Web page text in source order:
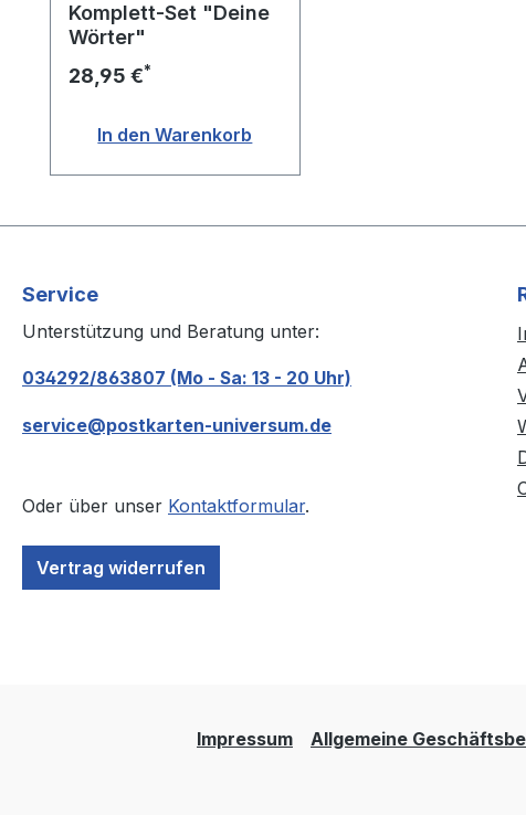
Komplett-Set "Deine
Wörter"
28,95 €*
In den Warenkorb
Service
Unterstützung und Beratung unter:
034292/863807 (Mo - Sa: 13 - 20 Uhr)
service@postkarten-universum.de
Oder über unser Kontaktformular.
Vertrag widerrufen
Impressum Allgemeine